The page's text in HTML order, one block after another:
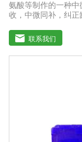
氨酸等制作的一种
收，中微同补，纠
物种个生长阶段的
病害，营养全面，肥
大提高。适应作物
联系我们